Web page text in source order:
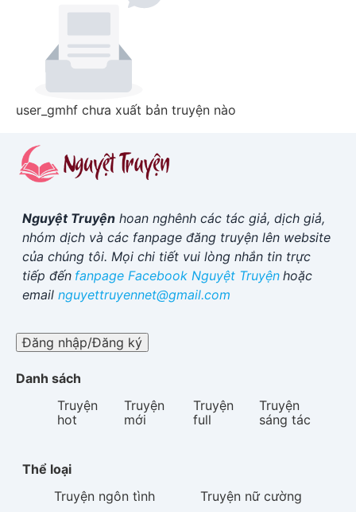
user_gmhf chưa xuất bản truyện nào
Nguyệt Truyện hoan nghênh các tác giả, dịch giả,
nhóm dịch và các fanpage đăng truyện lên website
của chúng tôi. Mọi chi tiết vui lòng nhắn tin trực
tiếp đến fanpage Facebook Nguyệt Truyện hoặc
email nguyettruyennet@gmail.com
Đăng nhập/Đăng ký
Danh sách
Truyện
hot
Truyện
mới
Truyện
full
Truyện
sáng tác
Thể loại
Truyện ngôn tình Truyện nữ cường